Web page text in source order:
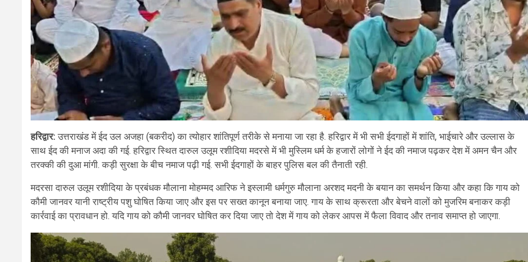
हरिद्वार: उत्तराखंड में ईद उल अजहा (बकरीद) का त्योहार शांतिपूर्ण तरीके से मनाया जा रहा है. हरिद्वार में भी सभी ईदगाहों में शांति, भाईचारे और उल्लास के
साथ ईद की मनाज अदा की गई. हरिद्वार स्थित दारुल उलूम रशीदिया मदरसे में भी मुस्लिम धर्म के हजारों लोगों ने ईद की नमाज पढ़कर देश में अमन चैन और
तरक्की की दुआ मांगी. कड़ी सुरक्षा के बीच नमाज पढ़ी गई. सभी ईदगाहों के बाहर पुलिस बल की तैनाती रही.
मदरसा दारुल उलूम रशीदिया के प्रबंधक मौलाना मोहम्मद आरिफ ने इस्लामी धर्मगुरु मौलाना अरशद मदनी के बयान का समर्थन किया और कहा कि गाय को
कौमी जानवर यानी राष्ट्रीय पशु घोषित किया जाए और इस पर सख्त कानून बनाया जाए. गाय के साथ क्रूरता और बेचने वालों को मुजरिम बनाकर कड़ी
कार्रवाई का प्रावधान हो. यदि गाय को कौमी जानवर घोषित कर दिया जाए तो देश में गाय को लेकर आपस में फैला विवाद और तनाव समाप्त हो जाएगा.